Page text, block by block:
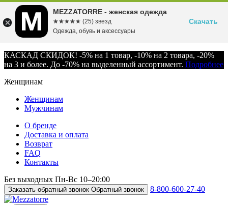
КАСКАД СКИДОК! -5% на 1 товар, -10% на 2 товара, -20%
на 3 и более. До -70% на выделенный ассортимент. Подробнее
Женщинам
Женщинам
Мужчинам
О бренде
Доставка и оплата
Возврат
FAQ
Контакты
Без выходных Пн-Вс 10–20:00
Заказать обратный звонок Обратный звонок 8-800-600-27-40
MEZZATORRE - женская одежда
☆☆☆☆☆
★★★★★ (25) звезд
Одежда, обувь и аксессуары
Скачать